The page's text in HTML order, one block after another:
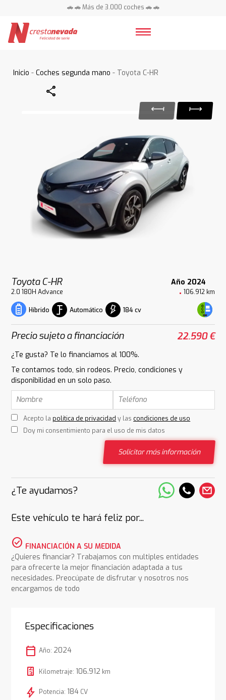
🚗 🚗 Más de 3.000 coches 🚗 🚗
Inicio -Coches segunda mano - Toyota C-HR
Share
Toyota C-HR Año 2024
2.0 180H Advance 106.912 km
Híbrido Automático 184 cv
Precio sujeto a financiación 22.590 €
¿Te gusta? Te lo financiamos al 100%.
Te contamos todo, sin rodeos. Precio, condiciones y
disponibilidad en un solo paso.
Acepto la política de privacidad y las condiciones de uso
Doy mi consentimiento para el uso de mis datos
Solicitar más información
¿Te ayudamos?
Este vehículo te hará feliz por...
check_circle FINANCIACIÓN A SU MEDIDA
¿Quieres financiar? Trabajamos con multiples entidades
para ofrecerte la mejor financiación adaptada a tus
necesidades. Preocúpate de disfrutar y nosotros nos
encargamos de todo
Especificaciones
calendar_today Año: 2024
Kilometraje: 106.912 km
bolt Potencia: 184CV